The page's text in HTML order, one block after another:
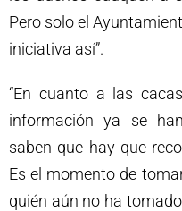
Pero solo el
iniciativa así”.
“En cuanto a las
información ya se
saben que hay que
Es el momento de
quién aún no ha